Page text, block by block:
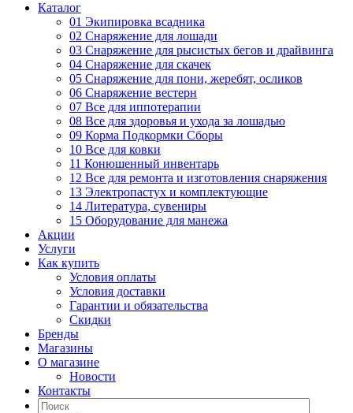
Каталог
01 Экипировка всадника
02 Снаряжение для лошади
03 Снаряжение для рысистых бегов и драйвинга
04 Снаряжение для скачек
05 Снаряжение для пони, жеребят, осликов
06 Снаряжение вестерн
07 Все для иппотерапии
08 Все для здоровья и ухода за лошадью
09 Корма Подкормки Сборы
10 Все для ковки
11 Конюшенный инвентарь
12 Все для ремонта и изготовления снаряжения
13 Электропастух и комплектующие
14 Литература, сувениры
15 Оборудование для манежа
Акции
Услуги
Как купить
Условия оплаты
Условия доставки
Гарантии и обязательства
Скидки
Бренды
Магазины
О магазине
Новости
Контакты